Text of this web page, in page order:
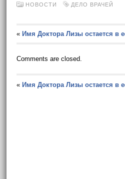
НОВОСТИ ДЕЛО ВРАЧЕЙ
« Имя Доктора Лизы остается в
Comments are closed.
« Имя Доктора Лизы остается в